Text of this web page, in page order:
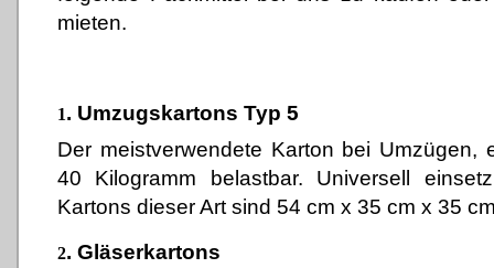
mieten.
1. Umzugskartons Typ 5
Der meistverwendete Karton bei Umzügen,
40 Kilogramm belastbar. Universell
Kartons dieser Art sind 54 cm x 35 cm x 35
2. Gläserkartons